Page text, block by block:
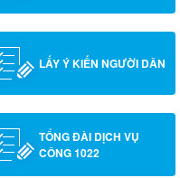
LẤY Ý KIẾN NGƯỜI DÂN
TỔNG ĐÀI DỊCH VỤ
CÔNG 1022